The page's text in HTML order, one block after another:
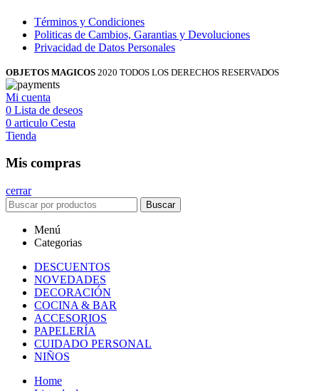
Términos y Condiciones
Politicas de Cambios, Garantias y Devoluciones
Privacidad de Datos Personales
OBJETOS MAGICOS 2020 TODOS LOS DERECHOS RESERVADOS
Mi cuenta
0 Lista de deseos
0 articulo Cesta
Tienda
Mis compras
cerrar
Buscar
Menú
Categorias
DESCUENTOS
NOVEDADES
DECORACIÓN
COCINA & BAR
ACCESORIOS
PAPELERÍA
CUIDADO PERSONAL
NIÑOS
Home